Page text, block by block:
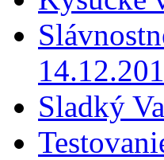
Sladký